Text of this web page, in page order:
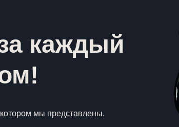
каждый
мы представлены.